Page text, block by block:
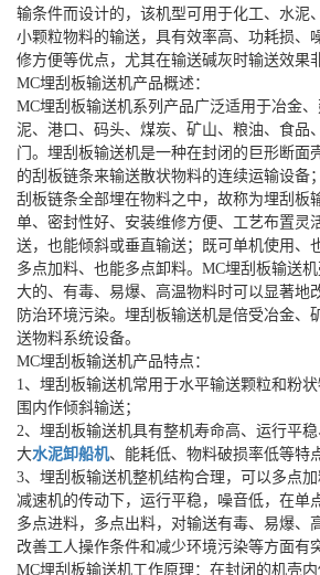
输条件而设计的，该机型可用于化工、水泥
小颗粒物料的输送，具有效率高、功耗损、
修方便等优点，尤其在输送碱灰时输送效果
MC埋刮板输送机产品概述：
MC埋刮板输送机系列产品广泛适用于冶金
泥、港口、码头、煤炭、矿山、粮油、食品
门。埋刮板输送机是一种在封闭的巨形断面
的刮板链条来输送散状物料的连续运输设备
刮板链条全部埋在物料之中，故称为埋刮板
单、密封性好、安装维修方便、工艺布置灵
送，也能倾斜或垂直输送；既可单机使用、
多点加料、也能多点卸料。MC埋刮板输送
大的、有毒、易爆、高温物料时可以显著地
防治环境污染。埋刮板输送机是倍受冶金、
送物料系统设备。
MC埋刮板输送机产品特点：
1、埋刮板输送机常用于水平输送颗粒和粉
围内作倾斜输送；
2、埋刮板输送机具有整机寿命高、运行平
大水泥卸船机、能耗低、物料破损率低等特
3、埋刮板输送机整机结构合理，可以多点
减速机的传动下，运行平稳，噪音低，在单
多点进料，多点出料，对输送有毒、易爆、
改善工人操作条件和减少环境污染等方面有
MC埋刮板输送机工作原理：在封闭的机壳